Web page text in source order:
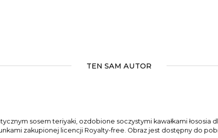
TEN SAM AUTOR
sosem teriyaki, ozdobione soczystymi kawałkami
zakupionej licencji Royalty-free. Obraz jest dostępny do